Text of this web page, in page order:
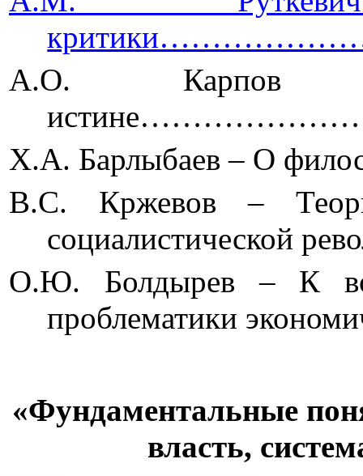
А.О. Карпов
Х.А. Барлыбаев – О
В.С. Кржевов –
О.Ю. Болдырев – К
проблематики
«Фундаментальные
власть,